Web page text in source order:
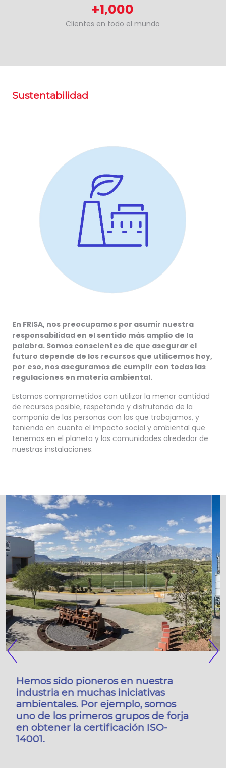
+1,000
Clientes en todo el mundo
Sustentabilidad
En FRISA, nos preocupamos por asumir nuestra
responsabilidad en el sentido más amplio de la
palabra. Somos conscientes de que asegurar el
futuro depende de los recursos que utilicemos hoy,
por eso, nos aseguramos de cumplir con todas las
regulaciones en materia ambiental.
Estamos comprometidos con utilizar la menor cantidad
de recursos posible, respetando y disfrutando de la
compañía de las personas con las que trabajamos, y
teniendo en cuenta el impacto social y ambiental que
tenemos en el planeta y las comunidades alrededor de
nuestras instalaciones.
El cumplimiento de las regulaciones
ambientales es una de nuestras
principales prioridades. Todas
nuestras plantas han sido evaluadas
adecuadamente para asegurar que
nuestras operaciones tengan el
Previous